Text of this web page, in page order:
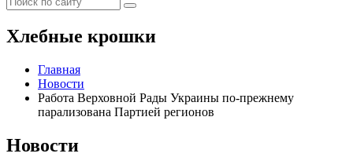
Хлебные крошки
Главная
Новости
Работа Верховной Рады Украины по-прежнему
парализована Партией регионов
Новости